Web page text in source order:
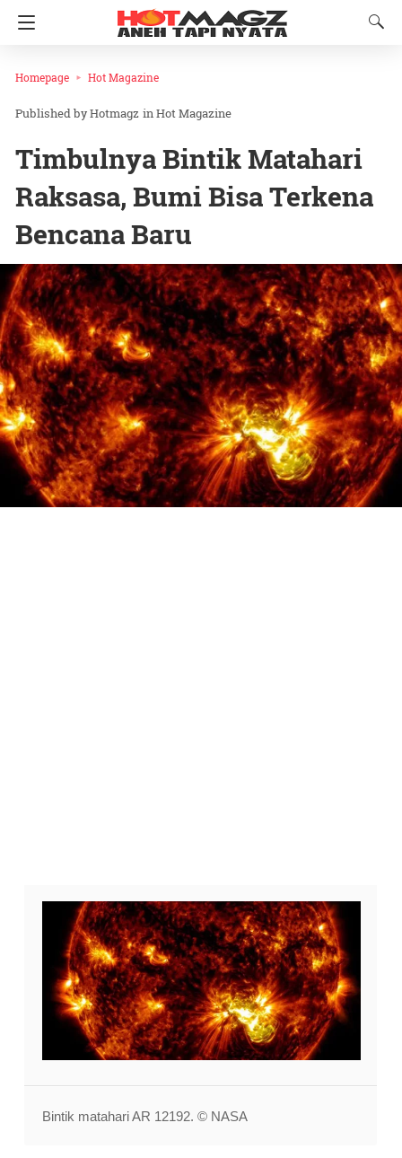
Homepage Hot Magazine
Hotmagz inHot Magazine
Timbulnya Bintik Matahari
Raksasa, Bumi Bisa Terkena
Bencana Baru
Bintik matahari AR 12192. © NASA